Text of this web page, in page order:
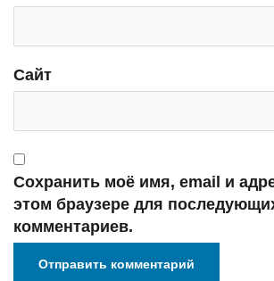
Сайт
Сохранить моё имя, email и
этом браузере для
комментариев.